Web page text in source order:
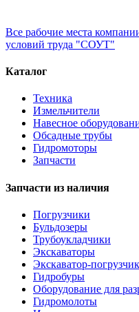
Все рабочие места
условий труда "СОУТ"
Каталог
Техника
Измельчители
Навесное
Обсадные трубы
Гидромоторы
Запчасти
Запчасти из наличия
Погрузчики
Бульдозеры
Трубоукладчики
Экскаваторы
Экскаватор-погрузчик
Гидробуры
Оборудование для
Гидромолоты